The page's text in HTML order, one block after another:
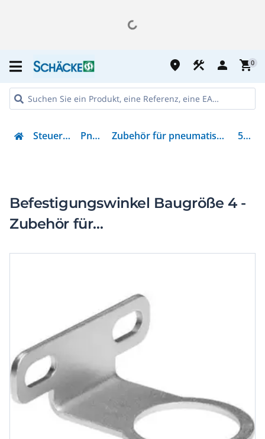
place construction person shopping_cart0
Steuern & Regeln Pneumatik Zubehör für pneumatische Anlagen / Anlagenteile 526064
Befestigungswinkel Baugröße 4 -
Zubehör für